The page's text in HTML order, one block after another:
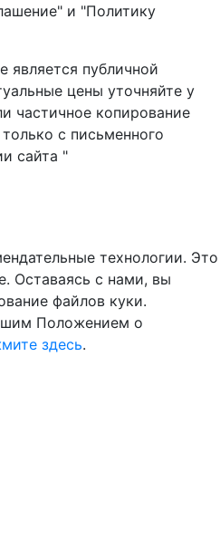
и "Политику
является публичной
цены уточняйте у
частичное копирование
с письменного
сайта "
технологии. Это
Оставаясь с нами, вы
файлов куки.
Положением о
здесь.